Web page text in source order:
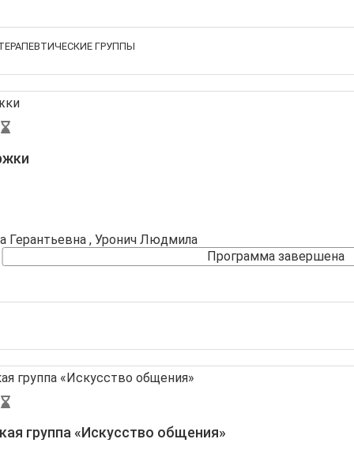
ГРУППЫ
Герантьевна , Уронич Людмила
Программа завершена
группа «Искусство общения»